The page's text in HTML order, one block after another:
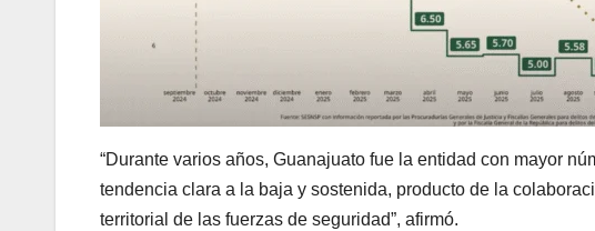
“Durante varios años, Guanajuato fue la entidad con mayor
tendencia clara a la baja y sostenida, producto de la
territorial de las fuerzas de seguridad”, afirmó.